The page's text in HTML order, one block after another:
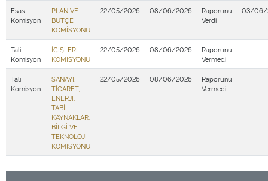
Esas
Komisyon
PLAN VE
BÜTÇE
KOMİSYONU
22/05/2026 08/06/2026
Raporunu
Verdi
03/06/
Tali
Komisyon
İÇİŞLERİ
KOMİSYONU
22/05/2026 08/06/2026
Raporunu
Vermedi
Tali
Komisyon
SANAYİ,
TİCARET,
ENERJİ,
TABİİ
KAYNAKLAR,
BİLGİ VE
TEKNOLOJİ
KOMİSYONU
22/05/2026 08/06/2026
Raporunu
Vermedi